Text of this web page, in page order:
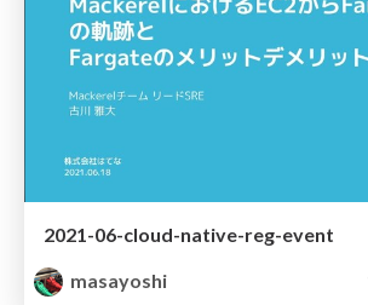
2021-06-cloud-native-reg-event
masayoshi